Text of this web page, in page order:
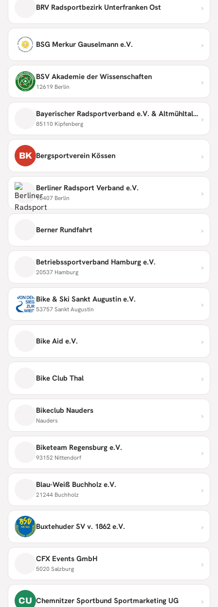
BRV Radsportbezirk Unterfranken Ost ›
BSG Merkur Gauselmann e.V. ›
BSV Akademie der Wissenschaften
12619 Berlin ›
Bayerischer Radsportverband e.V. & Altmühltaler Radmarathon
85110 Kipfenberg ›
BK Bergsportverein Kössen ›
Berliner Radsport Verband e.V.
10407 Berlin ›
Berner Rundfahrt ›
Betriebssportverband Hamburg e.V.
20537 Hamburg ›
Bike & Ski Sankt Augustin e.V.
53757 Sankt Augustin ›
Bike Aid e.V. ›
Bike Club Thal ›
Bikeclub Nauders
Nauders ›
Biketeam Regensburg e.V.
93152 Nittendorf ›
Blau-Weiß Buchholz e.V.
21244 Buchholz ›
Buxtehuder SV v. 1862 e.V. ›
CFX Events GmbH
5020 Salzburg ›
CU Chemnitzer Sportbund Sportmarketing UG ›